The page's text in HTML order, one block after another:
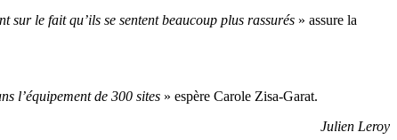
sur le fait qu’ils se sentent beaucoup plus rassurés » assure la
l’équipement de 300 sites » espère Carole Zisa-Garat.
Julien Leroy